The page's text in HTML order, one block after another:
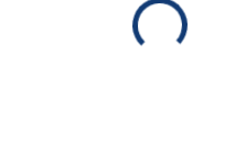
články.
svorku